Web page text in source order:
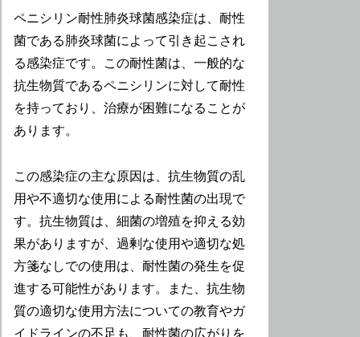
ペニシリン耐性肺炎球菌感染症は、耐性
菌である肺炎球菌によって引き起こされ
る感染症です。この耐性菌は、一般的な
抗生物質であるペニシリンに対して耐性
を持っており、治療が困難になることが
あります。
この感染症の主な原因は、抗生物質の乱
用や不適切な使用による耐性菌の出現で
す。抗生物質は、細菌の増殖を抑える効
果がありますが、過剰な使用や適切な処
方箋なしでの使用は、耐性菌の発生を促
進する可能性があります。また、抗生物
質の適切な使用方法についての教育やガ
イドラインの不足も、耐性菌の広がりを